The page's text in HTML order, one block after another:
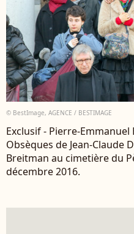
© BestImage, AGENCE / BESTIMAGE
Exclusif - Pierre-
Obsèques de Jean-Claude
Breitman au cimetière du
décembre 2016.